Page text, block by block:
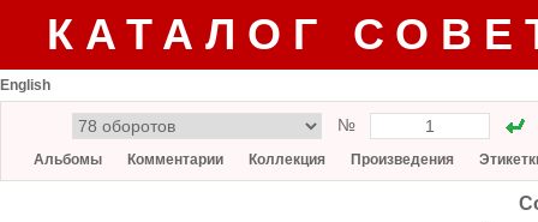
КАТАЛОГ
English
№
Альбомы Комментарии Коллекция Произведения